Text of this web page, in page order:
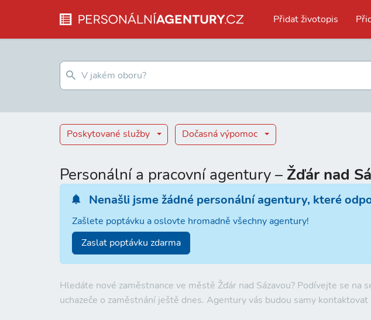
Přidat životopis
Poskytované služby Dočasná výpomoc
Personální a pracovní agentury – Žďár nad
Hledáte nové zaměstnance ve městě Žďár nad Sázavou? Podívejte se na
uchazeče o zaměstnání ještě dnes. Agentury vás budou samy
Nenašli jsme žádné personální agentury, které
Zašlete poptávku a oslovte hromadně všechny agentury!
Zaslat poptávku zdarma